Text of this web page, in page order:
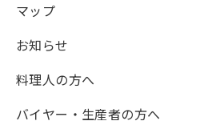
マップ
お知らせ
料理人の方へ
バイヤー・生産者の方へ